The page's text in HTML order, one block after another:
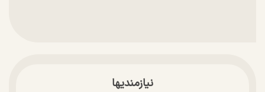
نیازمندیها